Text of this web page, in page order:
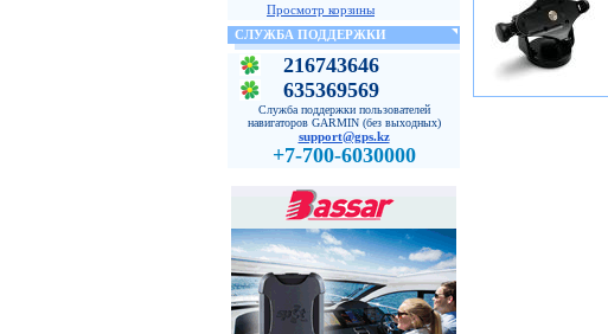
Просмотр корзины
СЛУЖБА ПОДДЕРЖКИ
216743646
635369569
Служба поддержки пользователей
навигаторов GARMIN (без выходных)
support@gps.kz
+7-700-6030000